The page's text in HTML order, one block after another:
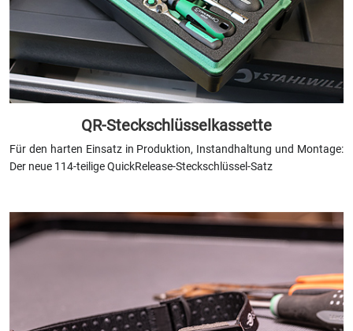
QR-Steckschlüsselkassette
Für den harten Einsatz in Produktion, Instandhaltung und Montage:
Der neue 114-teilige QuickRelease-Steckschlüssel-Satz